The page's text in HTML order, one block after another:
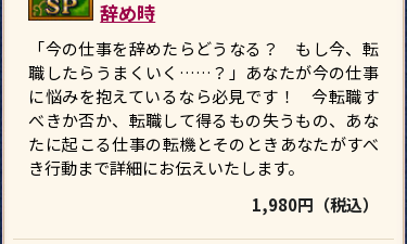
辞め時
「今の仕事を辞めたらどうなる？ もし今、転
職したらうまくいく……？」あなたが今の仕事
に悩みを抱えているなら必見です！ 今転職す
べきか否か、転職して得るもの失うもの、あな
たに起こる仕事の転機とそのときあなたがすべ
き行動まで詳細にお伝えいたします。
1,980円（税込）